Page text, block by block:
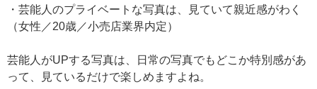
・芸能人のプライベートな写真は、見ていて親近感がわく
（女性／20歳／小売店業界内定）
芸能人がUPする写真は、日常の写真でもどこか特別感があ
って、見ているだけで楽しめますよね。